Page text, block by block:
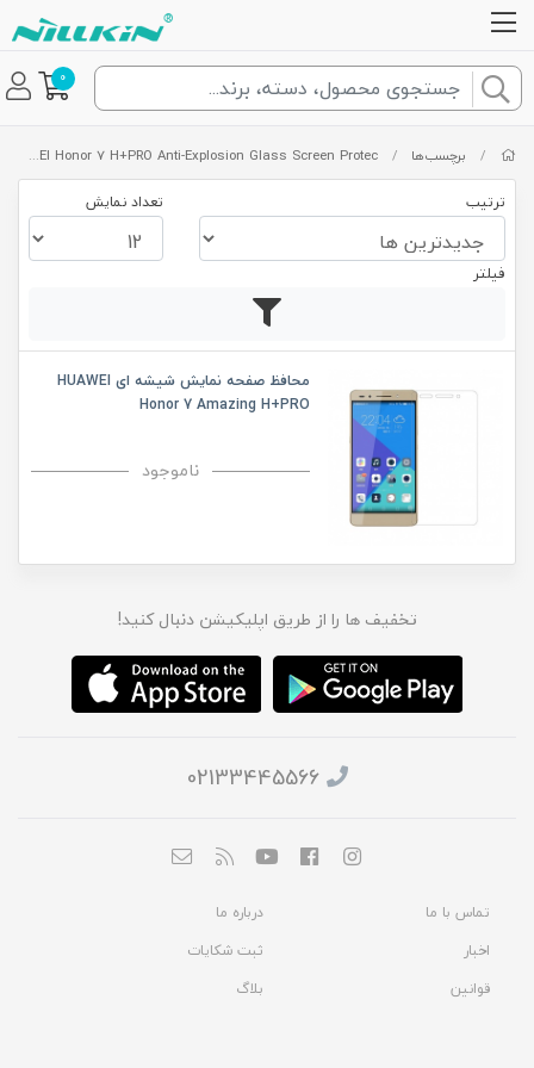
0
/ برچسب‌ها /
HUAWEI Honor 7 H+PRO Anti-Explosion Glass Screen Protec
ترتیب تعداد نمایش
فیلتر
محافظ صفحه نمایش شیشه ای HUAWEI
Honor 7 Amazing H+PRO
ناموجود
تخفیف ها را از طریق اپلیکیشن دنبال کنید!
02133445566
تماس با ما
درباره ما
اخبار
ثبت شکایات
قوانین
بلاگ